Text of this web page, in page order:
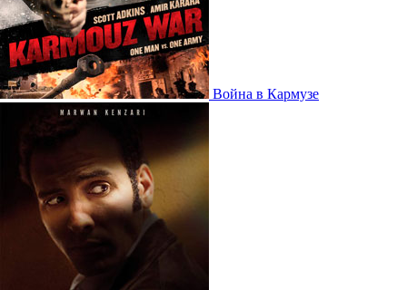
Война в Кармузе